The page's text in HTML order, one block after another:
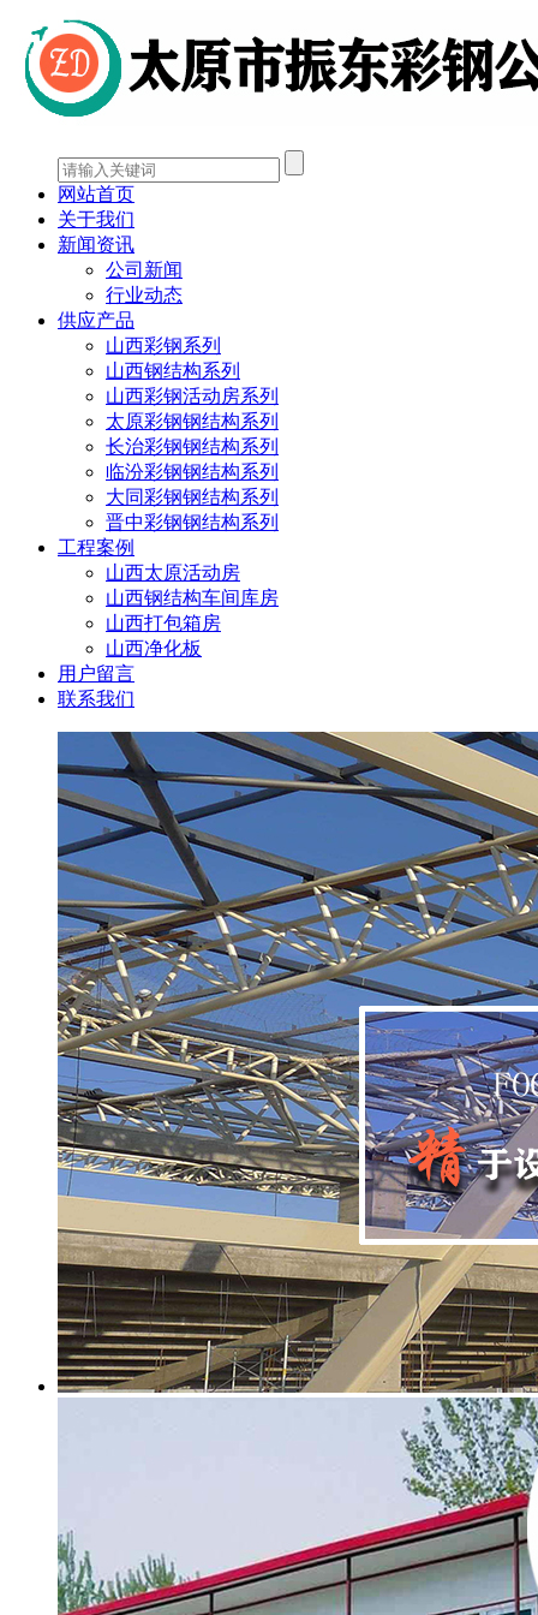
网站首页
关于我们
新闻资讯
公司新闻
行业动态
供应产品
山西彩钢系列
山西钢结构系列
山西彩钢活动房系列
太原彩钢钢结构系列
长治彩钢钢结构系列
临汾彩钢钢结构系列
大同彩钢钢结构系列
晋中彩钢钢结构系列
工程案例
山西太原活动房
山西钢结构车间库房
山西打包箱房
山西净化板
用户留言
联系我们